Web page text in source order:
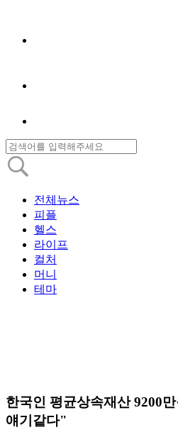
전체뉴스
피플
헬스
라이프
컬처
머니
테마
한국인 평균상속재산 9200
얘기같다"